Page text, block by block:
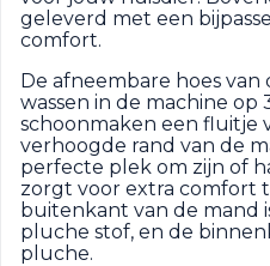
geleverd met een
comfort.
De afneembare hoes
wassen in de machine
schoonmaken een fluitje
verhoogde rand van de
perfecte plek om zijn of
zorgt voor extra comfort
buitenkant van de mand
pluche stof, en de
pluche.